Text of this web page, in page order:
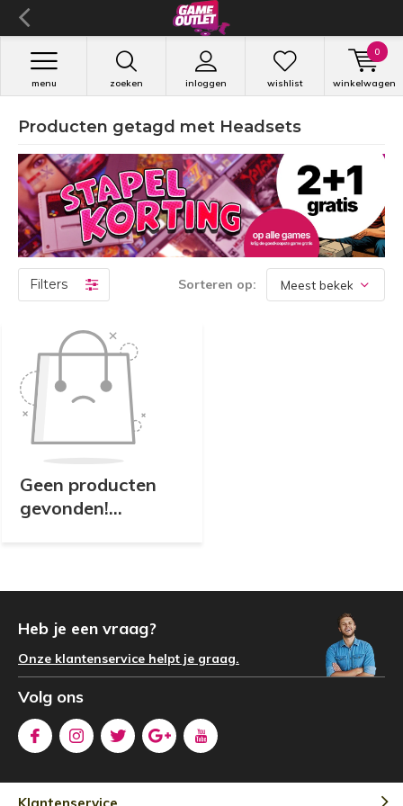
zoeken inloggen
menu wishlist winkelwagen
0
Producten getagd met Headsets
Filters Sorteren op:
Geen producten
gevonden!...
Heb je een vraag?
Onze klantenservice helpt je graag.
Volg ons